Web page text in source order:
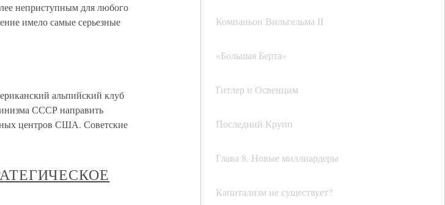
Компаньон Вильгельма II
«Большая Берта»
Гитлер и Освенцим
Последний Крупп
Глава 8. Новые миллиардеры
Капитализм не существует?
неприступным для любого
имело самые серьезные
альпийский клуб
СССР направить
центров США. Советские